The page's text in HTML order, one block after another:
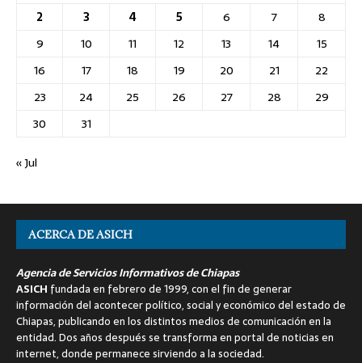
2
3 4 5 6 7
8
9
10 11 12 13 14
15
16
17 18 19 20 21
22
23
24 25 26 27 28
29
30
31
« Jul
ACERCA DE ASICH
Agencia de Servicios Informativos de Chiapas
ASICH fundada en febrero de 1999, con el fin de generar
información del acontecer político, social y económico del estado de
Chiapas, publicando en los distintos medios de comunicación en la
entidad. Dos años después se transforma en portal de noticias en
internet, donde permanece sirviendo a la sociedad.